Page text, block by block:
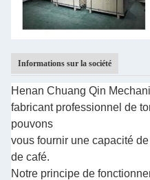
Informations sur la société
Henan Chuang Qin
fabricant professionnel de
pouvons
vous fournir une capacité
de café.
Notre principe de